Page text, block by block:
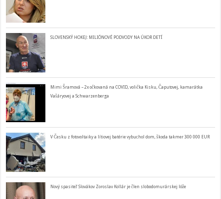
SLOVENSKÝ HOKEJ: MILIÓNOVÉ PODVODY NA ÚKOR DETÍ
Mimi Šramová – 2x očkovaná na COVID, volička Kisku, Čaputovej, kamarátka
Vašáryovej a Schwarzenberga
V Česku z fotovoltaiky a lítiovej batérie vybuchol dom, škoda takmer 300 000 EUR
Nový spasiteľ Slovákov Zoroslav Kollár je člen slobodomurárskej lóže